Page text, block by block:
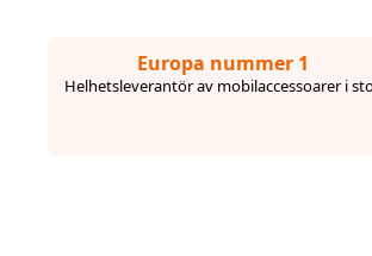
Europa nummer 1
Helhetsleverantör av mobilaccessoarer i